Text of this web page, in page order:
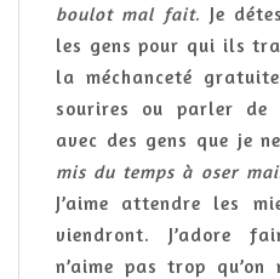
boulot mal fait. Je
les gens pour qui ils
la méchanceté
sourires ou parler de
avec des gens que je
mis du temps à oser
J’aime attendre les
viendront. J’adore
n’aime pas trop qu’on